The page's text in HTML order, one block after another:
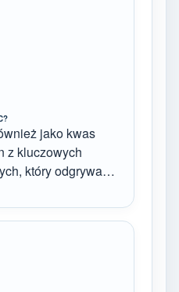
jako kwas
z kluczowych
który odgrywa…